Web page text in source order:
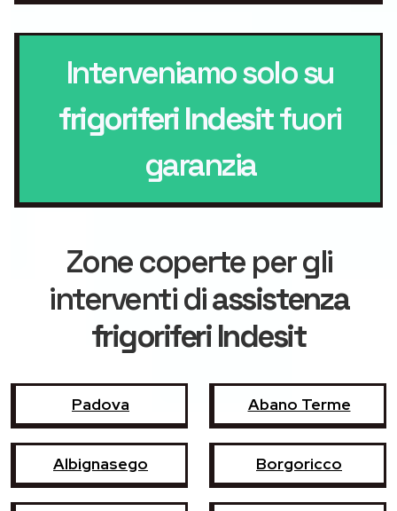
Interveniamo solo su
frigoriferi Indesitfuori
garanzia
Zone coperte per gli
interventi diassistenza
frigoriferi Indesit
Padova Abano Terme
Albignasego Borgoricco